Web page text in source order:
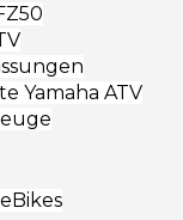
Yamaha ATV